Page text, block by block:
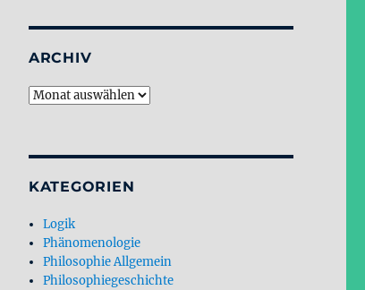
ARCHIV
Archiv
KATEGORIEN
Logik
Phänomenologie
Philosophie Allgemein
Philosophiegeschichte